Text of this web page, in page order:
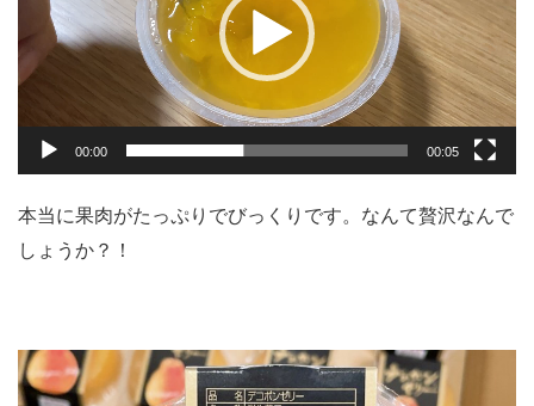
ヤ
00:00 00:05
本当に果肉がたっぷりでびっくりです。なんて贅沢なんで
しょうか？！